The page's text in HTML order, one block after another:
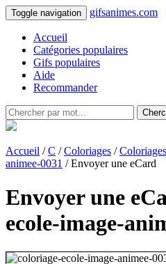
Toggle navigation gifsanimes.com
Accueil
Catégories populaires
Gifs populaires
Aide
Recommander
Accueil /C /Coloriages /
animee-0031 / Envoyer une eCard
Envoyer une
ecole-image-